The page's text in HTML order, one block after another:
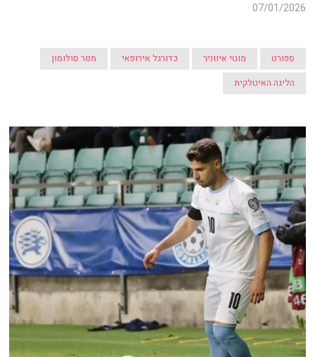
07/01/2026
ספורט מוטי איווניר כדורגל אירופאי
מנור סולומון
הליגה האיטלקית